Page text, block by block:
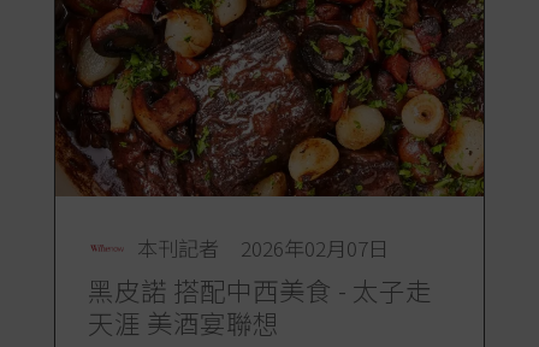
本刊記者 2026年02月07日
黑皮諾 搭配中西美食 - 太子走
天涯 美酒宴聯想